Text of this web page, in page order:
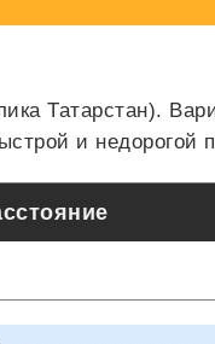
Татарстан).
и недорогой